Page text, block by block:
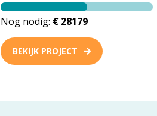
Nog nodig: € 28179
BEKIJK PROJECT